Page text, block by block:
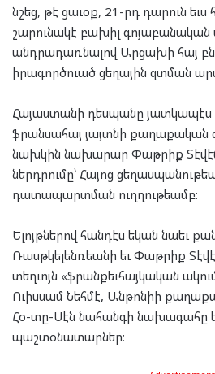
նշեց, թէ ցաւօք, 21-րդ դարուն եւս
շարունակէ բախիլ գոյաբանական
անդրադառնալով Արցախի հայ
իրագործուած ցեղային զտման
Հայաստանի դեսպանը յատկապէս
ֆրանսահայ յայտնի քաղաքական
նախկին նախարար Փաթրիք
ներդրումը՝ Հայոց
դատապարտման ուղղութեամբ։
Ելոյթներով հանդէս եկան նաեւ
Ռասթկելենռեանի եւ Փաթրիք
տեղւոյն «ֆրանքեւհայկական
Ուիսսամ Նեհմէ, Անթոնիի
Հօ-տը-Սէն նահանգի նախագահը
պաշտօնատարներ։